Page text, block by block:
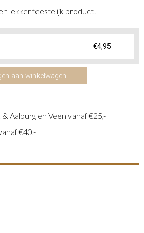
lekker feestelijk product!
€4,95
aan winkelwagen
Aalburg en Veen vanaf €25,-
€40,-